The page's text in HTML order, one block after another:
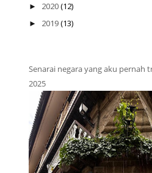
► 2020(12)
► 2019(13)
Senarai negara yang aku pernah
2025